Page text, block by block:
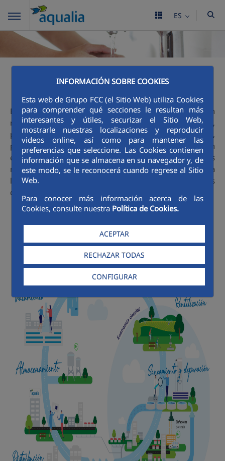
INFORMACIÓN SOBRE COOKIES
Esta web de Grupo FCC (el Sitio Web) utiliza Cookies
para comprender qué secciones le resultan más
interesantes y útiles, securizar el Sitio Web,
mostrarle nuestras localizaciones y reproducir
videos online, así como para mantener las
preferencias que seleccione. Las Cookies contienen
información que se almacena en su navegador y, de
este modo, se le reconocerá cuando regrese al Sitio
Web.
Para conocer más información acerca de las
Cookies, consulte nuestra Política de Cookies.
ACEPTAR
RECHAZAR TODAS
CONFIGURAR
ES
Ciclo integral
El agua es un gran tesoro y que podemos encontrarla en
nuestro entorno: en el mar, en los ríos, en los pantanos...,
pero para que llegue hasta nuestras casas, colegios,
parques, industrias... y la podamos beber, lavarnos con
ella, nadar en la piscina, ver crecer las flores del jardín..., es
necesario que el agua siga un proceso cuidadoso. Esa es la
labor de Aqualia y te invitamos a descubrir
, con más
detalle, las fases de este apasionante Ciclo.